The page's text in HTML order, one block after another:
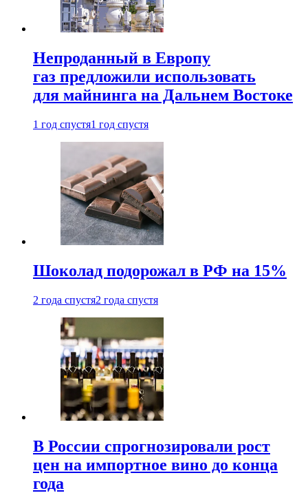
Непроданный в Европу
газ предложили использовать
для майнинга на Дальнем Востоке
1 год спустя1 год спустя
Шоколад подорожал в РФ на 15%
2 года спустя2 года спустя
В России спрогнозировали рост
цен на импортное вино до конца
года